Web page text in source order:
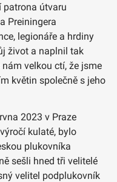
patrona útvaru
Preiningera
legionáře a hrdiny
život a naplnil tak
velkou ctí, že jsme
květin společně s jeho
2023 v Praze
kulaté, bylo
plukovníka
sešli hned tři velitelé
velitel podplukovník